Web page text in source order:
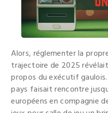
Alors, réglementer la
trajectoire de 2025
propos du exécutif
pays faisait rencontre
européens en compagnie